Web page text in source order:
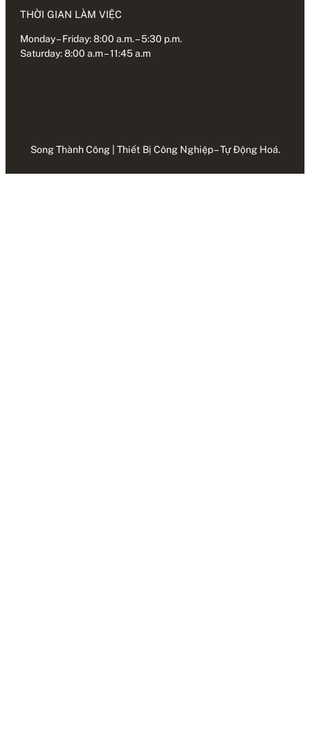
THỜI GIAN LÀM VIỆC
Monday – Friday: 8:00 a.m. – 5:30 p.m.
Saturday: 8:00 a.m – 11:45 a.m
Song Thành Công | Thiết Bị Công Nghiệp – Tự Động Hoá.